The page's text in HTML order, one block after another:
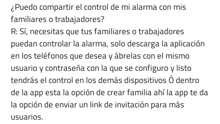
¿Puedo compartir el control de mi alarma con mis
familiares o trabajadores?
R: Sí, necesitas que tus familiares o trabajadores
puedan controlar la alarma, solo descarga la aplicación
en los teléfonos que desea y ábrelas con el mismo
usuario y contraseña con la que se configuro y listo
tendrás el control en los demás dispositivos Ó dentro
de la app esta la opción de crear familia ahí la app te da
la opción de enviar un link de invitación para más
usuarios.